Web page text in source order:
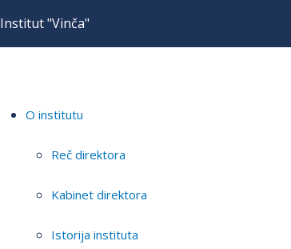
Institut "Vinča"
O institutu
Reč direktora
Kabinet direktora
Istorija instituta